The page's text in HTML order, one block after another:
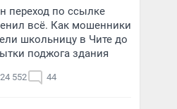
переход по ссылке
всё. Как мошенники
школьницу в Чите до
поджога здания
24 552 44